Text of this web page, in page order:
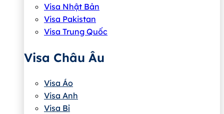
Visa Nhật Bản
Visa Pakistan
Visa Trung Quốc
Visa Châu Âu
Visa Áo
Visa Anh
Visa Bỉ